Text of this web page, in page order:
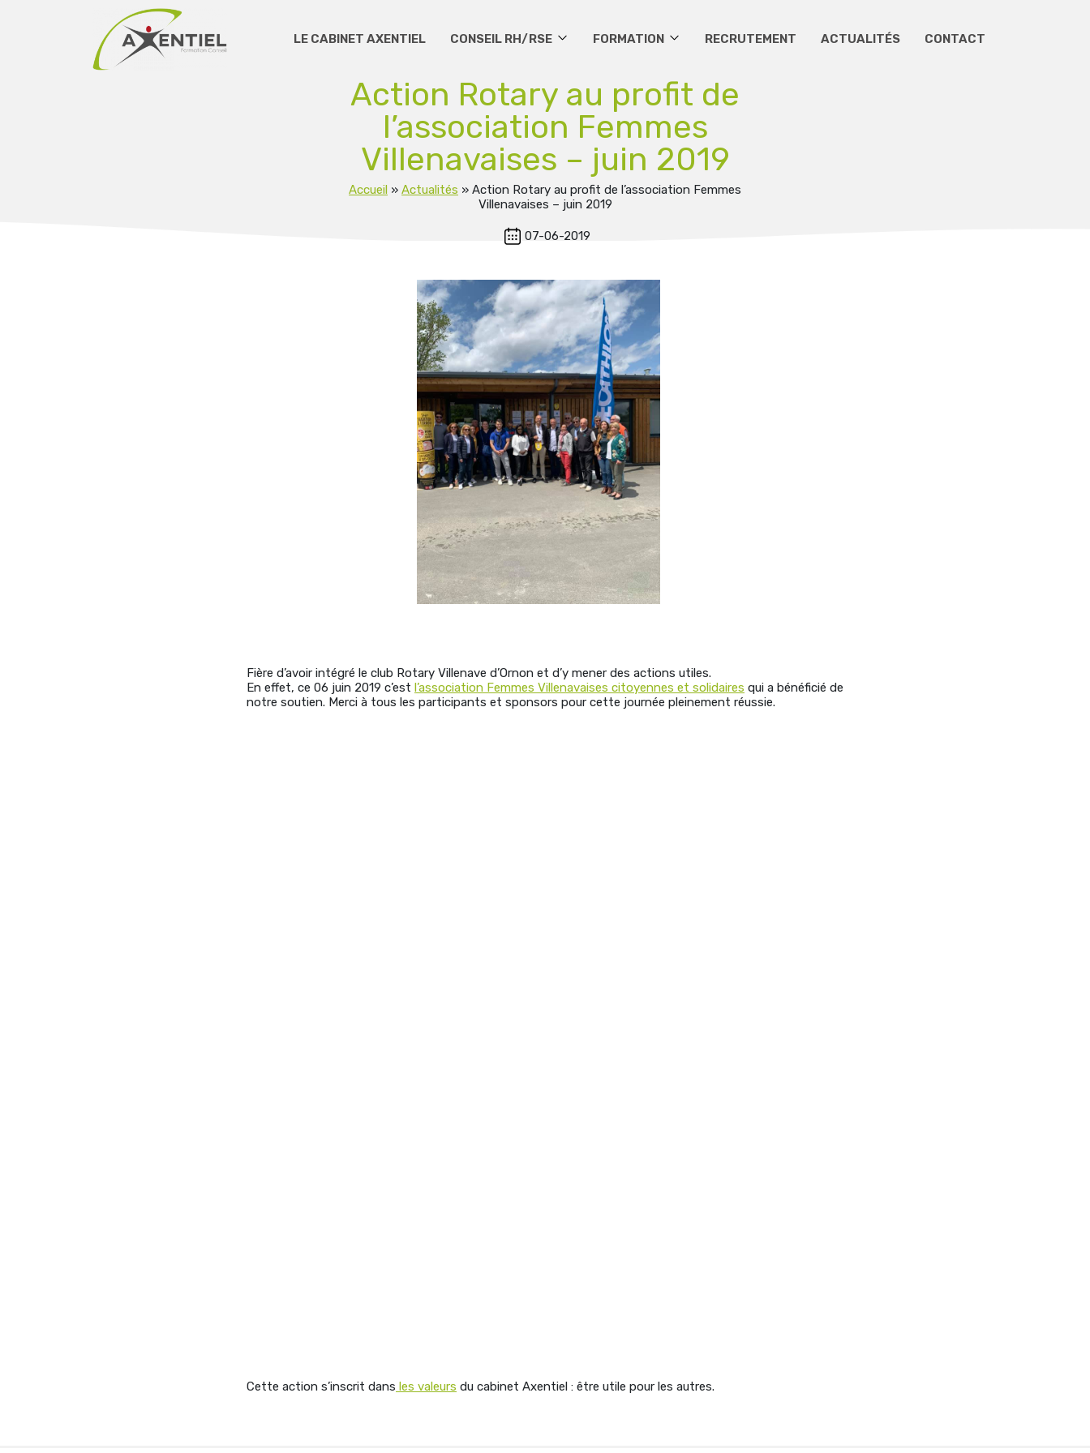
LE CABINET AXENTIEL CONSEIL RH/RSE FORMATION RECRUTEMENT ACTUALITÉS CONTACT
Action Rotary au profit de
l’association Femmes
Villenavaises – juin 2019
Accueil » Actualités » Action Rotary au profit de l’association Femmes
Villenavaises – juin 2019
07-06-2019
Fière d’avoir intégré le club Rotary Villenave d’Ornon et d’y mener des actions utiles.
En effet, ce 06 juin 2019 c’est l’association Femmes Villenavaises citoyennes et solidaires qui a bénéficié de
notre soutien. Merci à tous les participants et sponsors pour cette journée pleinement réussie.
Cette action s’inscrit dans les valeurs du cabinet Axentiel : être utile pour les autres.